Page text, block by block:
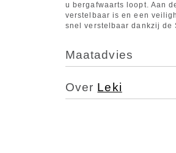
u bergafwaarts loopt. Aan
verstelbaar is en een
snel verstelbaar dankzij de
Maatadvies
Over Leki